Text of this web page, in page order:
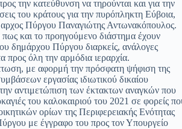
την κατεύθυνση να τηρούνται και για την
του κράτους για την πυρόπληκτη Εύβοια,
Πύργου Παναγιώτης Αντωνακόπουλος.
και το προηγούμενο διάστημα έχουν
δημάρχου Πύργου διαρκείς, ανάλογες
προς όλη την αρμόδια ιεραρχία.
με αφορμή την πρόσφατη ψήφιση της
εργασίας ιδιωτικού δικαίου
αντιμετώπιση των έκτακτων αναγκών που
του καλοκαιριού του 2021 σε φορείς
ορίων της Περιφερειακής Ενότητας
με έγγραφο του προς τον Υπουργείο